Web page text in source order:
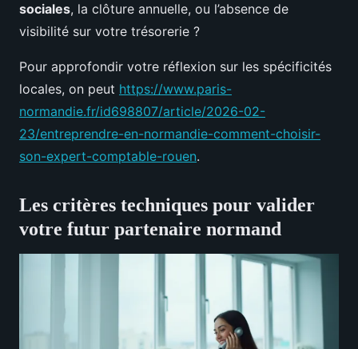
sociales, la clôture annuelle, ou l’absence de
visibilité sur votre trésorerie ?
Pour approfondir votre réflexion sur les spécificités
locales, on peut https://www.paris-
normandie.fr/id698807/article/2026-02-
23/entreprendre-en-normandie-comment-choisir-
son-expert-comptable-rouen.
Les critères techniques pour valider
votre futur partenaire normand